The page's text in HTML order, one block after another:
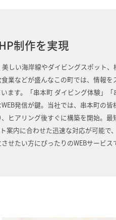
制作を実現
しい海岸線やダイビングスポット
業などが盛んなこの町では、情報を
ます。「串本町 ダイビング体験」
発信が鍵。当社では、串本町の
ヒアリング後すぐに構築を開始。最
案内に合わせた迅速な対応が可能で
せたい方にぴったりのWEBサービス